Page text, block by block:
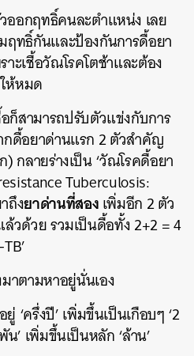
ออกฤทธิ์คนละตำแหน่ง เลย
ฤทธิ์กันและป้องกันการดื้อยา
ะเชื้อวัณโรคโตช้าและต้อง
ห้หมด
ก็สามารถปรับตัวแข่งกับการ
กดื้อยาด่านแรก 2 ตัวสำคัญ
กลายร่างเป็น ‘วัณโรคดื้อยา
Tuberculosis:
ถึงยาด่านที่สองเพิ่มอีก 2 ตัว
วด้วย รวมเป็นดื้อทั้ง 2+2 = 4
าตามหาอยู่นั่นเอง
‘ครึ่งปี’ เพิ่มขึ้นเป็นเกือบๆ ‘2
’ เพิ่มขึ้นเป็นหลัก ‘ล้าน’